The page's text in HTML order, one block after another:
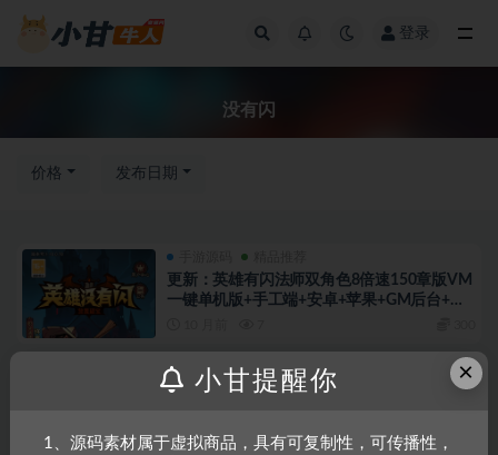
登录
没有闪
价格 发布日期
更新：英雄有闪法师双角色8倍速150章版VM
一键单机版+手工端+安卓+苹果+GM后台+教
手游源码 首页推荐
英雄没有闪真双职业5倍速VM一键单机版+手
1 年前 3
×
小甘提醒你
1、源码素材属于虚拟商品，具有可复制性，可传播性，